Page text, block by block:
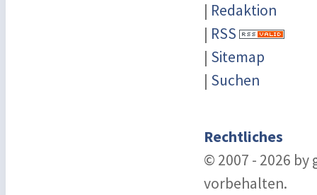
| Redaktion
| RSS
| Sitemap
| Suchen
Rechtliches
© 2007 - 2026 by
vorbehalten.